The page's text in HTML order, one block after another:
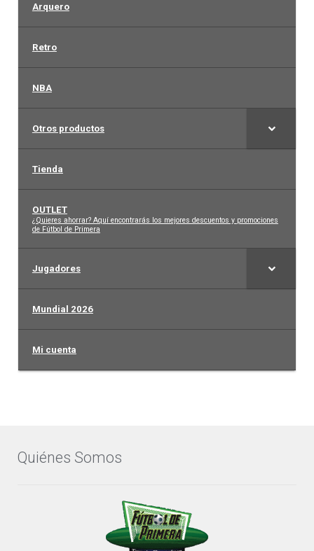
Arquero
Retro
NBA
Otros productos
Tienda
OUTLET
–
¿Quieres ahorrar? Aquí encontrarás los mejores descuentos y promociones
de Fútbol de Primera
Jugadores
Mundial 2026
Mi cuenta
Quiénes Somos